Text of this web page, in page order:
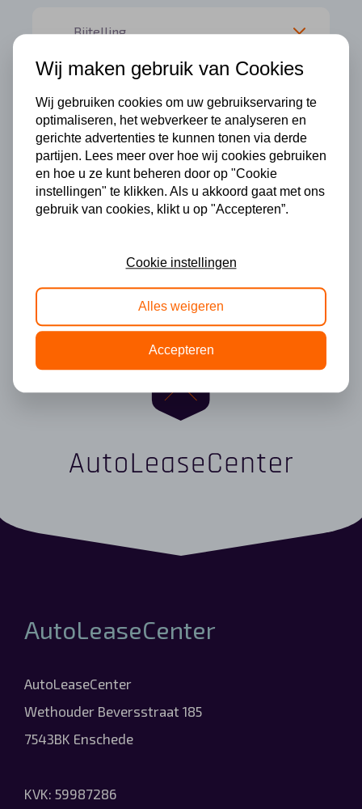
AutoLeaseCenter
AutoLeaseCenter
Wethouder Beversstraat 185
7543BK Enschede
KVK: 59987286
Wij maken gebruik van Cookies
Wij gebruiken cookies om uw gebruikservaring te
optimaliseren, het webverkeer te analyseren en
gerichte advertenties te kunnen tonen via derde
partijen. Lees meer over hoe wij cookies gebruiken
en hoe u ze kunt beheren door op "Cookie
instellingen" te klikken. Als u akkoord gaat met ons
gebruik van cookies, klikt u op "Accepteren”.
Cookie instellingen
Alles weigeren
Accepteren